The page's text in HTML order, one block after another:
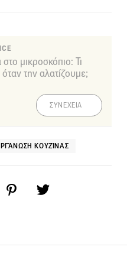
μικροσκόπιο: Τι
την αλατίζουμε;
ΣΥΝΕΧΕΙΑ
ΚΟΥΖΊΝΑΣ